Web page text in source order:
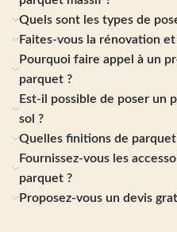
Quels sont les types de
Faites-vous la rénovation
Pourquoi faire appel à un
parquet ?
Est-il possible de poser un
sol ?
Quelles finitions de
Fournissez-vous les
parquet ?
Proposez-vous un devis